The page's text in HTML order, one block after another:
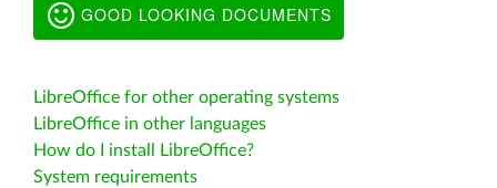
GOOD LOOKING DOCUMENTS
LibreOffice for other operating systems
LibreOffice in other languages
How do I install LibreOffice?
System requirements